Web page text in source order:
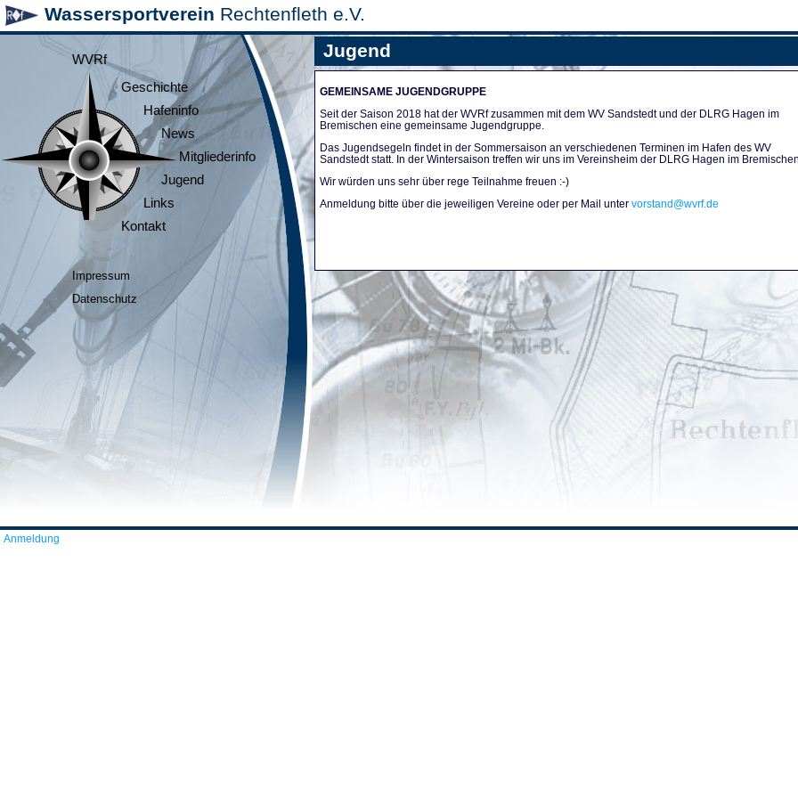
Wassersportverein Rechtenfleth e.V.
WVRf
Geschichte
Hafeninfo
News
Mitgliederinfo
Jugend
Links
Kontakt
Impressum
Datenschutz
Jugend
GEMEINSAME JUGENDGRUPPE
Seit der Saison 2018 hat der WVRf zusammen mit dem WV Sandstedt und der DLRG Hagen im
Bremischen eine gemeinsame Jugendgruppe.
Das Jugendsegeln findet in der Sommersaison an verschiedenen Terminen im Hafen des WV
Sandstedt statt. In der Wintersaison treffen wir uns im Vereinsheim der DLRG Hagen im
Wir würden uns sehr über rege Teilnahme freuen :-)
Anmeldung bitte über die jeweiligen Vereine oder per Mail unter vorstand@wvrf.de
Anmeldung